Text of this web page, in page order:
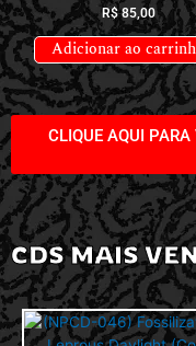
R$85,00
Adicionar ao
CLIQUE AQUI
CDS MAIS